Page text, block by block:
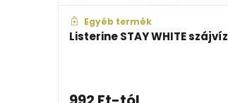
Egyéb termék
Listerine STAY WHITE szájvíz